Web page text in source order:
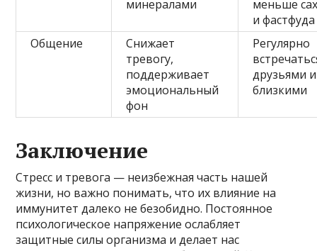
минералами
меньше
и фастфуда
Общение
Снижает
тревогу,
поддерживает
эмоциональный
фон
Регулярно
друзьями и
близкими
Заключение
Стресс и тревога — неизбежная часть нашей
жизни, но важно понимать, что их влияние на
иммунитет далеко не безобидно. Постоянное
психологическое напряжение ослабляет
защитные силы организма и делает нас